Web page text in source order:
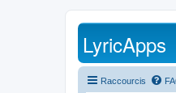
LyricApps
Raccourcis